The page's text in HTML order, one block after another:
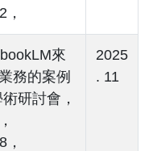
來
務的案例
研討會，
2025
. 11